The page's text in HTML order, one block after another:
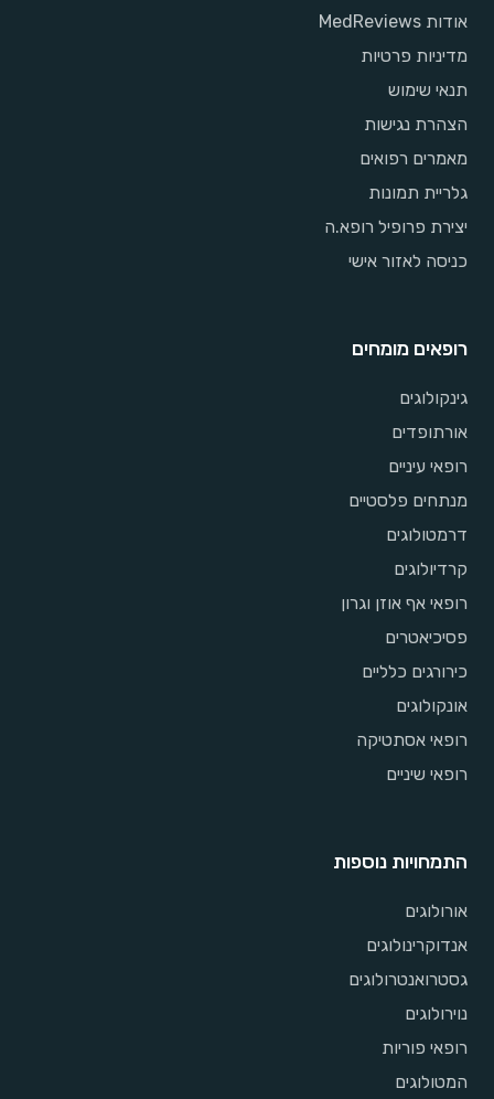
אודות MedReviews
מדיניות פרטיות
תנאי שימוש
הצהרת נגישות
מאמרים רפואים
גלריית תמונות
יצירת פרופיל רופא.ה
כניסה לאזור אישי
רופאים מומחים
גינקולוגים
אורתופדים
רופאי עיניים
מנתחים פלסטיים
דרמטולוגים
קרדיולוגים
רופאי אף אוזן וגרון
פסיכיאטרים
כירורגים כלליים
אונקולוגים
רופאי אסתטיקה
רופאי שיניים
התמחויות נוספות
אורולוגים
אנדוקרינולוגים
גסטרואנטרולוגים
נוירולוגים
רופאי פוריות
המטולוגים